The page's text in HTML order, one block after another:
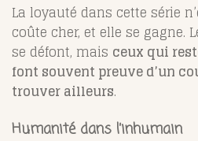
La loyauté dans cette série
coûte cher, et elle se gagne.
se défont, mais ceux qui
font souvent preuve d’un
trouver ailleurs.
Humanité dans l’inhumain